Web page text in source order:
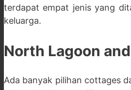
terdapat empat jenis yang
keluarga.
North Lagoon
Ada banyak pilihan cottages